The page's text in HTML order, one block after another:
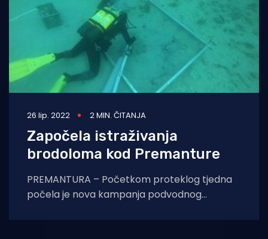
26 lip. 2022 2 MIN. ČITANJA
Započela istraživanja
brodoloma kod Premanture
PREMANTURA – Početkom proteklog tjedna
počela je nova kampanja podvodnog
jedrenjaka s topovima kod rta Franina blizu